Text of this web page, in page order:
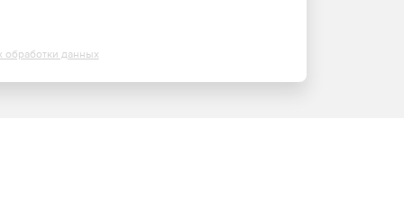
обработки данных